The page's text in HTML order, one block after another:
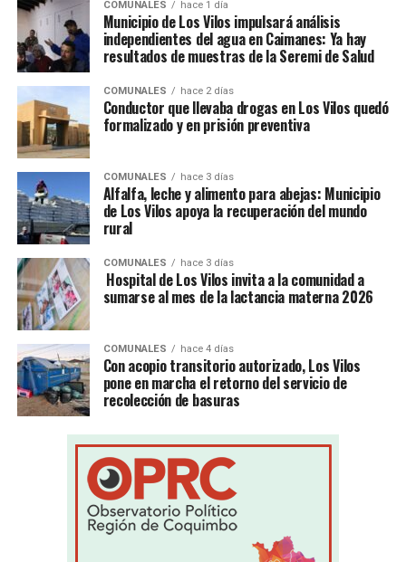
COMUNALES hace 1 día
Municipio de Los Vilos impulsará análisis
independientes del agua en Caimanes: Ya hay
resultados de muestras de la Seremi de Salud
COMUNALES hace 2 días
Conductor que llevaba drogas en Los Vilos quedó
formalizado y en prisión preventiva
COMUNALES hace 3 días
Alfalfa, leche y alimento para abejas: Municipio
de Los Vilos apoya la recuperación del mundo
rural
COMUNALES hace 3 días
Hospital de Los Vilos invita a la comunidad a
sumarse al mes de la lactancia materna 2026
COMUNALES hace 4 días
Con acopio transitorio autorizado, Los Vilos
pone en marcha el retorno del servicio de
recolección de basuras